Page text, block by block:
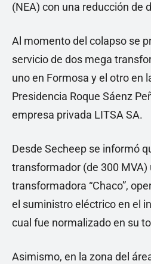
(NEA) con una reducción de
Al momento del colapso se
servicio de dos mega
uno en Formosa y el otro en
Presidencia Roque Sáenz
empresa privada LITSA SA.
Desde Secheep se informó
transformador (de 300 MVA)
transformadora “Chaco”,
el suministro eléctrico en el
cual fue normalizado en su
Asimismo, en la zona del